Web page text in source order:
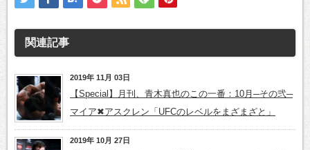
関連記事
2019年 11月 03日
【Special】月刊、青木真也のこの一番：10月─その弐─
マイア✖アスクレン「UFCのレベルをまざまざと」
2019年 10月 27日